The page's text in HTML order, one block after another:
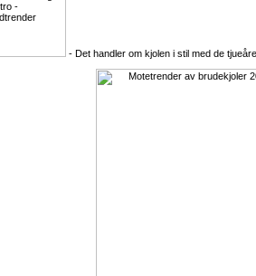
- Det handler om kjolen i stil med de